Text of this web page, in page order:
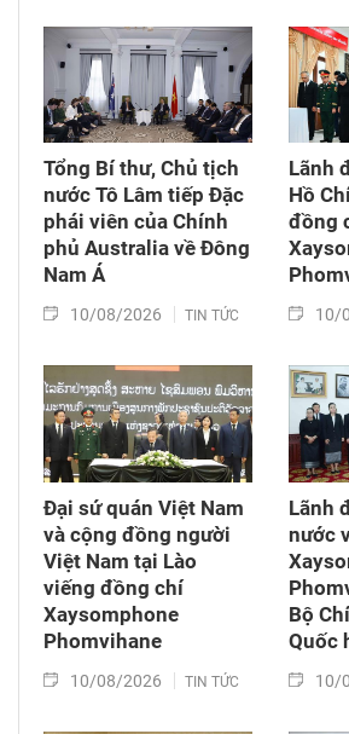
Tổng Công ty hàng không Việt
Airlines).
Tổng Bí thư, Chủ tịch
nước Tô Lâm tiếp Đặc
phái viên của Chính
phủ Australia về Đông
Nam Á
10/08/2026 TIN TỨC
Lãnh
Hồ
đồng
10/
Đại sứ quán Việt Nam
và cộng đồng người
Việt Nam tại Lào
viếng đồng chí
Xaysomphone
Phomvihane
10/08/2026 TIN TỨC
Lãnh
nước
Bộ
Quốc
10/